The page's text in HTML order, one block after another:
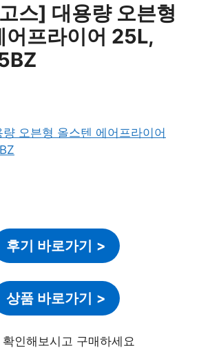
스] 대용량 오븐형
어프라이어 25L,
후기 바로가기 >
상품 바로가기 >
인해보시고 구매하세요